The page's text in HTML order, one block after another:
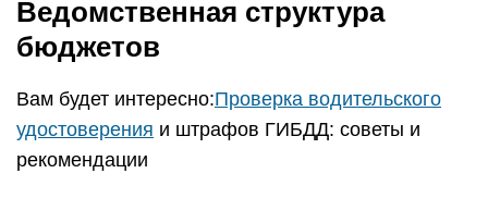
Ведомственная структура
бюджетов
Вам будет интересно:Проверка водительского
удостоверения и штрафов ГИБДД: советы и
рекомендации